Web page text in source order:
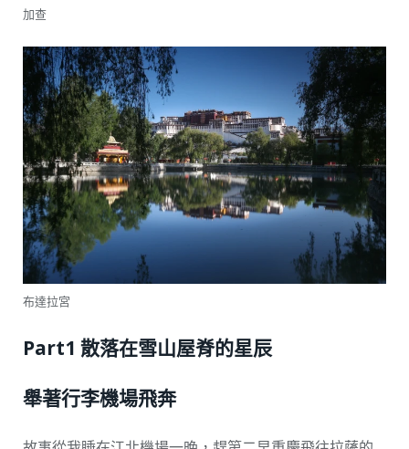
加查
布達拉宮
Part1 散落在雪山屋脊的星辰
舉著行李機場飛奔